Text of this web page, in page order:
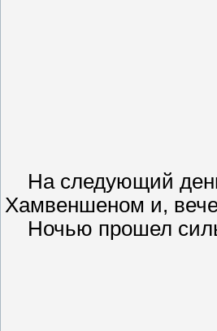
На следующий
Хамвеншеном и,
Ночью прошел